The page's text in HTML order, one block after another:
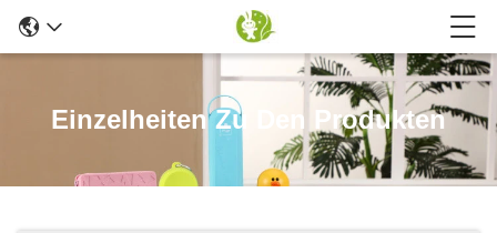
Einzelheiten Zu Den Produkten